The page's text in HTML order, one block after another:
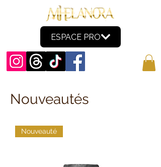
ESPACE PRO
Nouveautés
Nouveauté